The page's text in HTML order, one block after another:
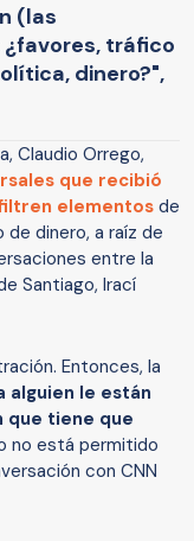
(las
tráfico
dinero?",
Claudio Orrego,
que recibió
elementos de
dinero, a raíz de
entre la
Santiago, Irací
Entonces, la
alguien le están
que tiene que
no está permitido
con CNN